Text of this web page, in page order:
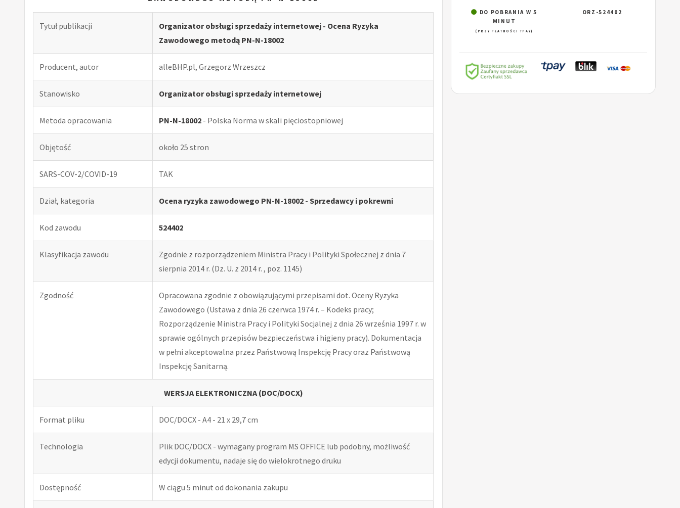
Tytuł publikacji
Organizator obsługi sprzedaży internetowej - Ocena Ryzyka
Zawodowego metodą PN-N-18002
Producent, autor alleBHP.pl, Grzegorz Wrzeszcz
Stanowisko Organizator obsługi sprzedaży internetowej
Metoda opracowania PN-N-18002 - Polska Norma w skali pięciostopniowej
Objętość około 25 stron
SARS-COV-2/COVID-19 TAK
Dział, kategoria Ocena ryzyka zawodowego PN-N-18002 - Sprzedawcy i pokrewni
Kod zawodu 524402
Klasyfikacja zawodu
Zgodnie z rozporządzeniem Ministra Pracy i Polityki Społecznej z dnia 7
sierpnia 2014 r. (Dz. U. z 2014 r. , poz. 1145)
Zgodność
Opracowana zgodnie z obowiązującymi przepisami dot. Oceny Ryzyka
Zawodowego (Ustawa z dnia 26 czerwca 1974 r. – Kodeks pracy;
Rozporządzenie Ministra Pracy i Polityki Socjalnej z dnia 26 września 1997 r. w
sprawie ogólnych przepisów bezpieczeństwa i higieny pracy). Dokumentacja
w pełni akceptowalna przez Państwową Inspekcję Pracy oraz Państwową
Inspekcję Sanitarną.
WERSJA ELEKTRONICZNA (DOC/DOCX)
Format pliku DOC/DOCX - A4 - 21 x 29,7 cm
Technologia
Plik DOC/DOCX - wymagany program MS OFFICE lub podobny, możliwość
edycji dokumentu, nadaje się do wielokrotnego druku
Dostępność W ciągu 5 minut od dokonania zakupu
DO POBRANIA W 5
MINUT
(PRZY PŁATNOŚCI TPAY)
ORZ-524402